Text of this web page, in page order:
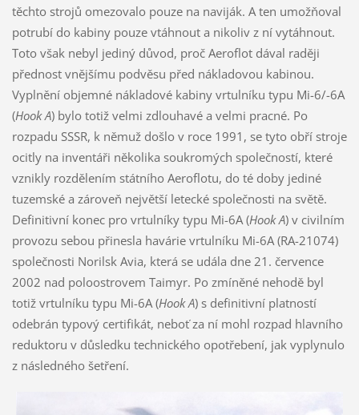
těchto strojů omezovalo pouze na naviják. A ten umožňoval
potrubí do kabiny pouze vtáhnout a nikoliv z ní vytáhnout.
Toto však nebyl jediný důvod, proč Aeroflot dával raději
přednost vnějšímu podvěsu před nákladovou kabinou.
Vyplnění objemné nákladové kabiny vrtulníku typu Mi-6/-6A
(Hook A) bylo totiž velmi zdlouhavé a velmi pracné. Po
rozpadu SSSR, k němuž došlo v roce 1991, se tyto obří stroje
ocitly na inventáři několika soukromých společností, které
vznikly rozdělením státního Aeroflotu, do té doby jediné
tuzemské a zároveň největší letecké společnosti na světě.
Definitivní konec pro vrtulníky typu Mi-6A (Hook A) v civilním
provozu sebou přinesla havárie vrtulníku Mi-6A (RA-21074)
společnosti Norilsk Avia, která se udála dne 21. července
2002 nad poloostrovem Taimyr. Po zmíněné nehodě byl
totiž vrtulníku typu Mi-6A (Hook A) s definitivní platností
odebrán typový certifikát, neboť za ní mohl rozpad hlavního
reduktoru v důsledku technického opotřebení, jak vyplynulo
z následného šetření.